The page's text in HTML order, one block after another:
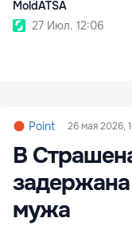
MoldATSA
27 Июл. 12:06
Point 26 мая 2026,
В
мужа